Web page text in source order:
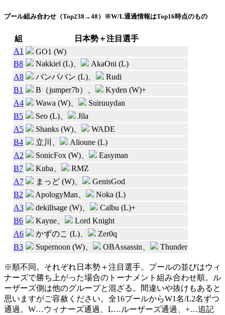
プール組み合わせ（Top238→48）※W/L通過情報はTop16時点のもの
組
日本勢＋注目選手
A1
GO1 (W)
B8
Nakkiel (L)
AkaOni (L)
A8
バンババン (L)
Rudi
B1
B（jumper7b）
Kyden (W)+
A4
Wawa (W)
Suiruuydan
B5
Seo (L)
Jila
A5
Shanks (W)
WADE
B4
立川
Alioune (L)
A2
SonicFox (W)
Easyman
B7
Kuba
RMZ
A7
まっど (W)
GenisGod
B2
ApologyMan
Noka (L)
A3
dekillsage (W)
Calbu (L)+
B6
Kayne
Lord Knight
A6
かずのこ (L)
Zer0q
B3
Supernoon (W) OBAssassin Thunder
※順不同。それぞれ日本勢＋注目選手。プールの並びはウィ
ナーズで勝ち上がった場合のトーナメント組み合わせ順。ル
ーザーズ側は他のグループと混ざる。間違いや抜けもあると
思いますがご容赦ください。全16プールからW1名/L2名ずつ
通過。W…ウィナーズ通過、L…ルーザーズ通過、+…追記